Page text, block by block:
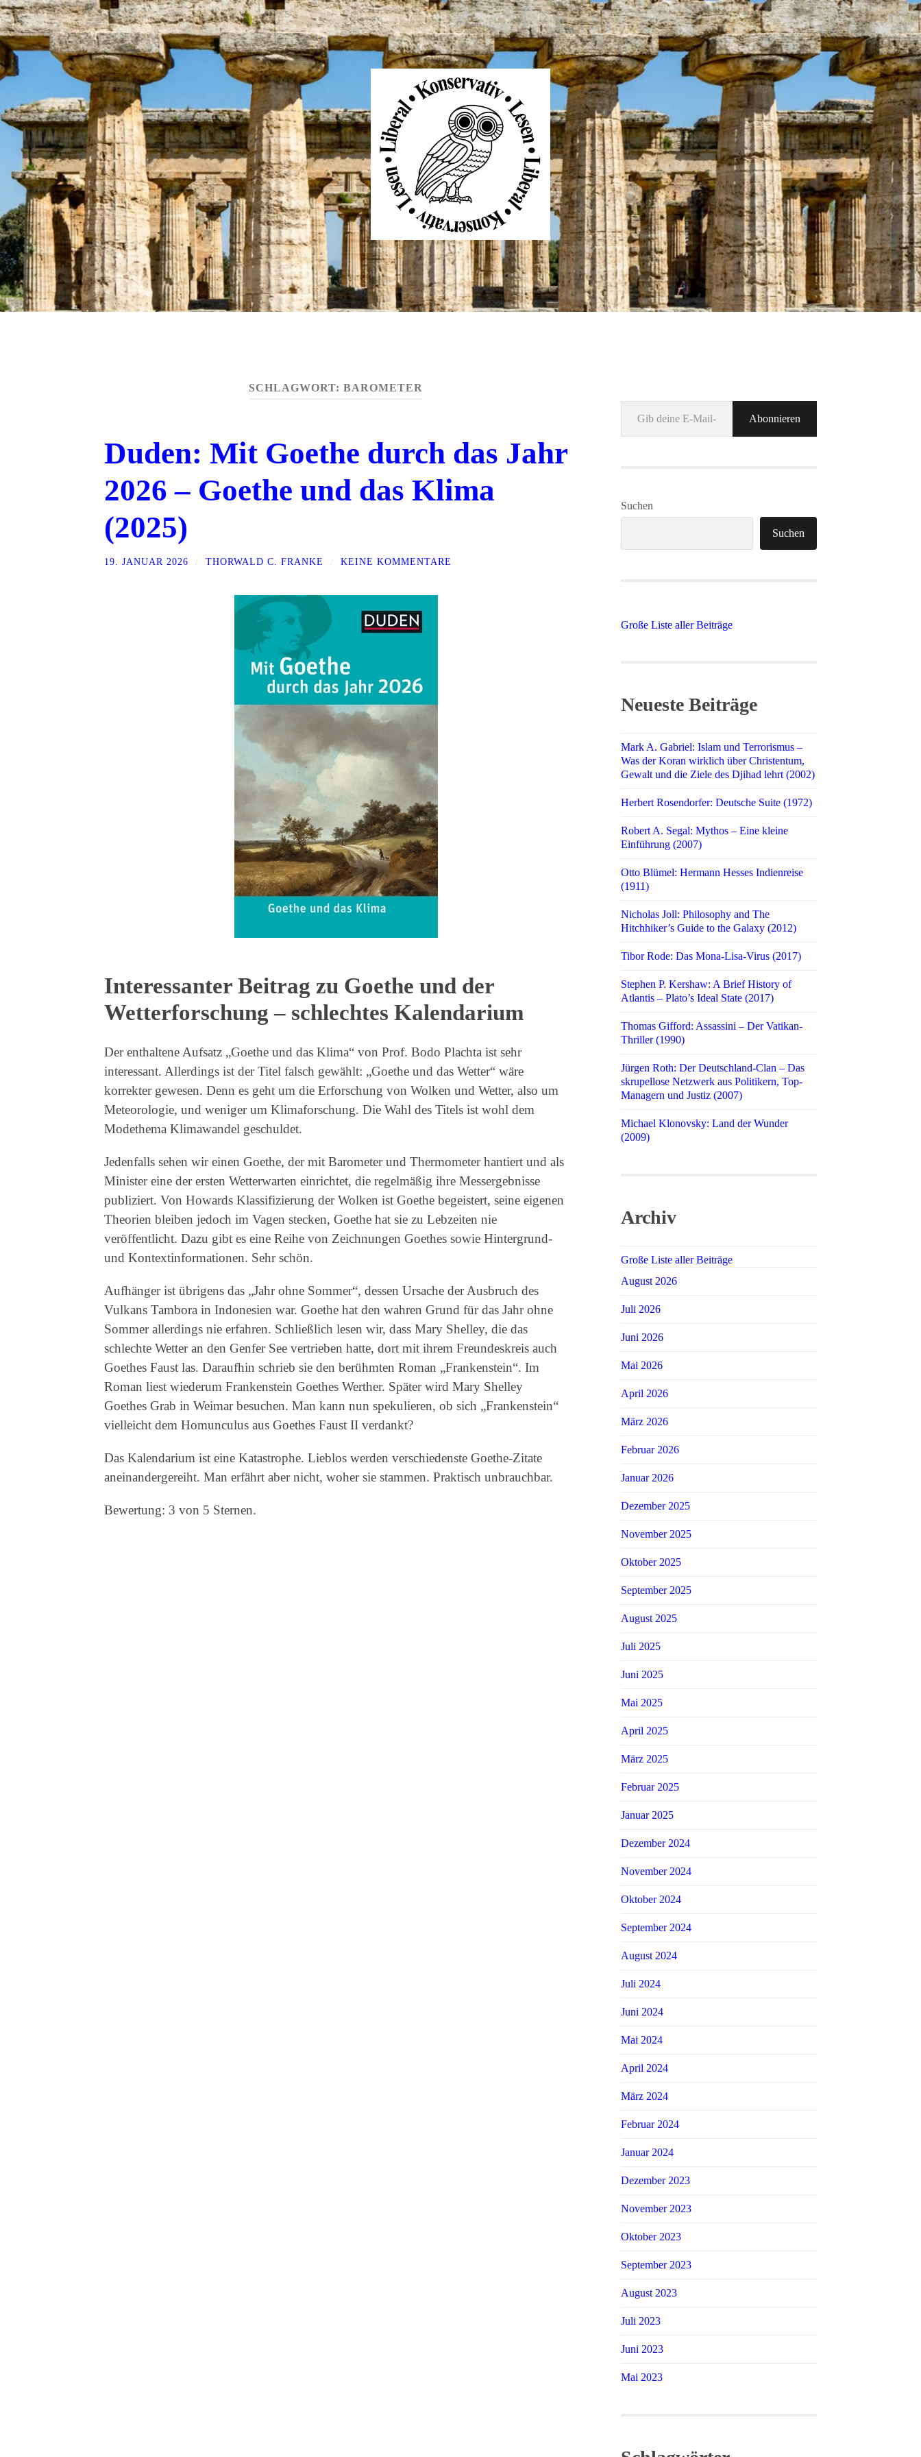
Liberal
Konservativ
Lesen
SCHLAGWORT: BAROMETER
Duden: Mit Goethe durch das Jahr
2026 – Goethe und das Klima
(2025)
19. JANUAR 2026 THORWALD C. FRANKE KEINE KOMMENTARE
Interessanter Beitrag zu Goethe und der
Wetterforschung – schlechtes Kalendarium
Der enthaltene Aufsatz „Goethe und das Klima“ von Prof. Bodo Plachta ist sehr
interessant. Allerdings ist der Titel falsch gewählt: „Goethe und das Wetter“ wäre
korrekter gewesen. Denn es geht um die Erforschung von Wolken und Wetter, also um
Meteorologie, und weniger um Klimaforschung. Die Wahl des Titels ist wohl dem
Modethema Klimawandel geschuldet.
Jedenfalls sehen wir einen Goethe, der mit Barometer und Thermometer hantiert und als
Minister eine der ersten Wetterwarten einrichtet, die regelmäßig ihre Messergebnisse
publiziert. Von Howards Klassifizierung der Wolken ist Goethe begeistert, seine eigenen
Theorien bleiben jedoch im Vagen stecken, Goethe hat sie zu Lebzeiten nie
veröffentlicht. Dazu gibt es eine Reihe von Zeichnungen Goethes sowie Hintergrund-
und Kontextinformationen. Sehr schön.
Aufhänger ist übrigens das „Jahr ohne Sommer“, dessen Ursache der Ausbruch des
Vulkans Tambora in Indonesien war. Goethe hat den wahren Grund für das Jahr ohne
Sommer allerdings nie erfahren. Schließlich lesen wir, dass Mary Shelley, die das
schlechte Wetter an den Genfer See vertrieben hatte, dort mit ihrem Freundeskreis auch
Goethes Faust las. Daraufhin schrieb sie den berühmten Roman „Frankenstein“. Im
Roman liest wiederum Frankenstein Goethes Werther. Später wird Mary Shelley
Goethes Grab in Weimar besuchen. Man kann nun spekulieren, ob sich „Frankenstein“
vielleicht dem Homunculus aus Goethes Faust II verdankt?
Das Kalendarium ist eine Katastrophe. Lieblos werden verschiedenste Goethe-Zitate
aneinandergereiht. Man erfährt aber nicht, woher sie stammen. Praktisch unbrauchbar.
Bewertung: 3 von 5 Sternen.
Gib deine E-Mail-Adresse ein ...
Abonnieren
Suchen
Suchen
Große Liste aller Beiträge
Neueste Beiträge
Mark A. Gabriel: Islam und Terrorismus –
Was der Koran wirklich über Christentum,
Gewalt und die Ziele des Djihad lehrt (2002)
Herbert Rosendorfer: Deutsche Suite (1972)
Robert A. Segal: Mythos – Eine kleine
Einführung (2007)
Otto Blümel: Hermann Hesses Indienreise
(1911)
Nicholas Joll: Philosophy and The
Hitchhiker’s Guide to the Galaxy (2012)
Tibor Rode: Das Mona-Lisa-Virus (2017)
Stephen P. Kershaw: A Brief History of
Atlantis – Plato’s Ideal State (2017)
Thomas Gifford: Assassini – Der Vatikan-
Thriller (1990)
Jürgen Roth: Der Deutschland-Clan – Das
skrupellose Netzwerk aus Politikern, Top-
Managern und Justiz (2007)
Michael Klonovsky: Land der Wunder
(2009)
Archiv
Große Liste aller Beiträge
August 2026
Juli 2026
Juni 2026
Mai 2026
April 2026
März 2026
Februar 2026
Januar 2026
Dezember 2025
November 2025
Oktober 2025
September 2025
August 2025
Juli 2025
Juni 2025
Mai 2025
April 2025
März 2025
Februar 2025
Januar 2025
Dezember 2024
November 2024
Oktober 2024
September 2024
August 2024
Juli 2024
Juni 2024
Mai 2024
April 2024
März 2024
Februar 2024
Januar 2024
Dezember 2023
November 2023
Oktober 2023
September 2023
August 2023
Juli 2023
Juni 2023
Mai 2023